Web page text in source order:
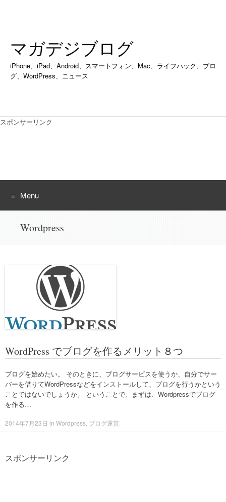
マガデジブログ
iPhone、iPad、Android、スマートフォン、Mac、ライフハック、ブロ
グ、WordPress、ニュース
スポンサーリンク
Menu
Wordpress
WordPress でブログを作るメリット８つ
ブログを始めたい。 そのときに、ブログサービスを使うか、自分でサー
バーを借りてWordPressなどをインストールして、ブログを行うかという
ことではないでしょうか。 ということで、まずは、Wordpressでブログ
を作る…
2014年7月23日 in Wordpress ブログ運営
スポンサーリンク